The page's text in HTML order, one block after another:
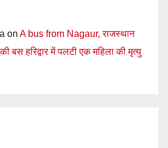
on A bus from Nagaur, राजस्थान
की बस हरिद्वार में पलटी एक महिला की मृत्यु